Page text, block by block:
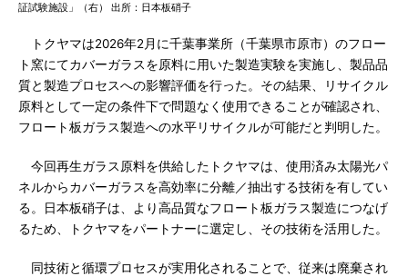
証試験施設」（右） 出所：日本板硝子
トクヤマは2026年2月に千葉事業所（千葉県市原市）のフロー
ト窯にてカバーガラスを原料に用いた製造実験を実施し、製品品
質と製造プロセスへの影響評価を行った。その結果、リサイクル
原料として一定の条件下で問題なく使用できることが確認され、
フロート板ガラス製造への水平リサイクルが可能だと判明した。
今回再生ガラス原料を供給したトクヤマは、使用済み太陽光パ
ネルからカバーガラスを高効率に分離／抽出する技術を有してい
る。日本板硝子は、より高品質なフロート板ガラス製造につなげ
るため、トクヤマをパートナーに選定し、その技術を活用した。
同技術と循環プロセスが実用化されることで、従来は廃棄され